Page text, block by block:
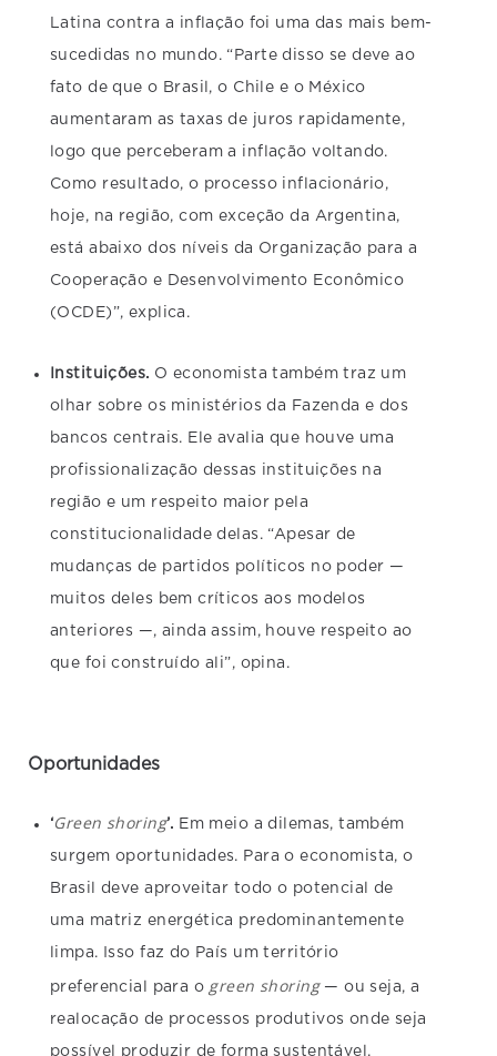
Latina contra a inflação foi uma das mais bem-
sucedidas no mundo. “Parte disso se deve ao
fato de que o Brasil, o Chile e o México
aumentaram as taxas de juros rapidamente,
logo que perceberam a inflação voltando.
Como resultado, o processo inflacionário,
hoje, na região, com exceção da Argentina,
está abaixo dos níveis da Organização para a
Cooperação e Desenvolvimento Econômico
(OCDE)”, explica.
Instituições. O economista também traz um
olhar sobre os ministérios da Fazenda e dos
bancos centrais. Ele avalia que houve uma
profissionalização dessas instituições na
região e um respeito maior pela
constitucionalidade delas. “Apesar de
mudanças de partidos políticos no poder —
muitos deles bem críticos aos modelos
anteriores —, ainda assim, houve respeito ao
que foi construído ali”, opina.
Oportunidades
‘Green shoring’. Em meio a dilemas, também
surgem oportunidades. Para o economista, o
Brasil deve aproveitar todo o potencial de
uma matriz energética predominantemente
limpa. Isso faz do País um território
preferencial para o green shoring— ou seja, a
realocação de processos produtivos onde seja
possível produzir de forma sustentável.